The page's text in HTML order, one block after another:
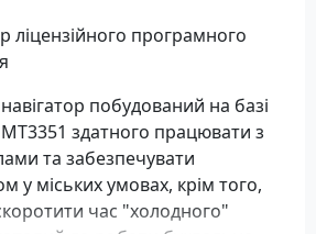
ліцензійного програмного
побудований на базі
здатного працювати з
та забезпечувати
у міських умовах, крім того,
час "холодного"